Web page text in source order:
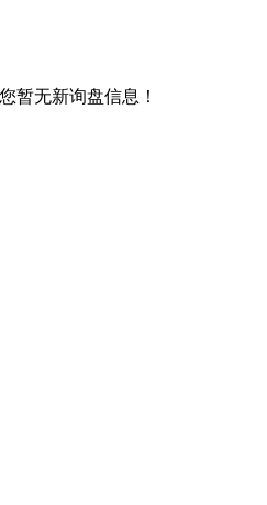
您暂无新询盘信息！